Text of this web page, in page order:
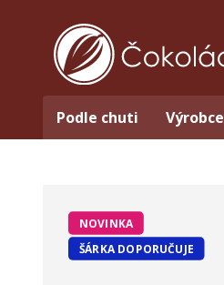
Podle chuti Výrobce
NOVINKA
ŠÁRKA DOPORUČUJE